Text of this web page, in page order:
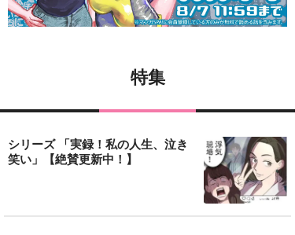
特集
シリーズ 「実録！私の人生、泣き
笑い」【絶賛更新中！】